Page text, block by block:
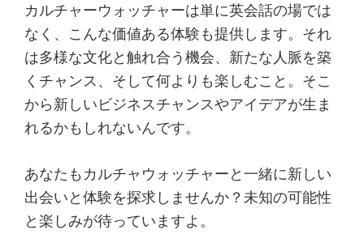
カルチャーウォッチャーは単に英会話の場では
なく、こんな価値ある体験も提供します。それ
は多様な文化と触れ合う機会、新たな人脈を築
くチャンス、そして何よりも楽しむこと。そこ
から新しいビジネスチャンスやアイデアが生ま
れるかもしれないんです。
あなたもカルチャウォッチャーと一緒に新しい
出会いと体験を探求しませんか？未知の可能性
と楽しみが待っていますよ。